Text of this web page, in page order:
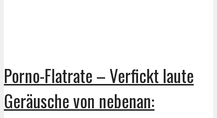
Porno-Flatrate – Verfickt laute
Geräusche von nebenan: